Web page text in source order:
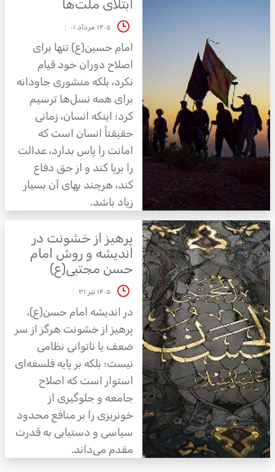
ابتلای ملت‌ها
۱۴۰۵ مرداد ۰۱
امام حسین(ع) تنها برای
اصلاح دوران خود قیام
نکرد، بلکه منشوری جاودانه
برای همه نسل‌ها ترسیم
کرد؛ اینکه انسان، زمانی
حقیقتاً انسان است که
امانت را پاس بدارد، عدالت
را برپا کند و از حق دفاع
کند، هرچند بهای آن بسیار
زیاد باشد.
پرهیز از خشونت در
اندیشه و روش امام
حسن مجتبی(ع)
۱۴۰۵ تیر ۳۱
در اندیشه امام حسن(ع)،
پرهیز از خشونت هرگز از سر
ضعف یا ناتوانی نظامی
نیست؛ بلکه بر پایه فلسفه‌ای
استوار است که اصلاح
جامعه و جلوگیری از
خونریزی را بر منافع محدود
سیاسی و دستیابی به قدرت
مقدم می‌داند.